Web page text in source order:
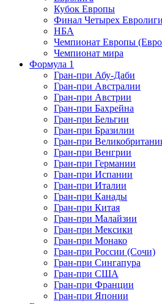
Кубок Европы
Финал Четырех Евролиги
НБА
Чемпионат Европы
Чемпионат мира
Формула 1
Гран-при Абу-Даби
Гран-при Австралии
Гран-при Австрии
Гран-при Бахрейна
Гран-при Бельгии
Гран-при Бразилии
Гран-при
Гран-при Венгрии
Гран-при Германии
Гран-при Испании
Гран-при Италии
Гран-при Канады
Гран-при Китая
Гран-при Малайзии
Гран-при Мексики
Гран-при Монако
Гран-при России (Сочи)
Гран-при Сингапура
Гран-при США
Гран-при Франции
Гран-при Японии